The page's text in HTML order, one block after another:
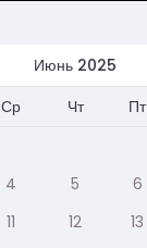
Июнь 2025
Ср Чт Пт
4 5 6
11 12 13